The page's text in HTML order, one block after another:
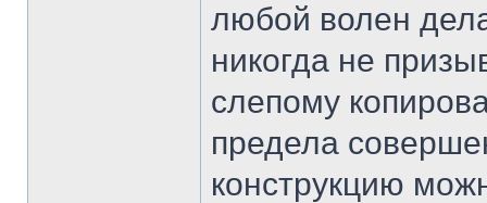
любой волен
никогда не
слепому
предела
конструкцию